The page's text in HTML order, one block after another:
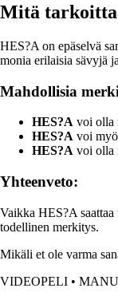
Mitä
HES?A on epäselvä
monia erilaisia sävyjä
Mahdollisia
HES?A voi olla
HES?A voi
HES?A voi olla
Yhteenveto:
Vaikka HES?A
todellinen merkitys.
Mikäli et ole varma
VIDEOPELI •